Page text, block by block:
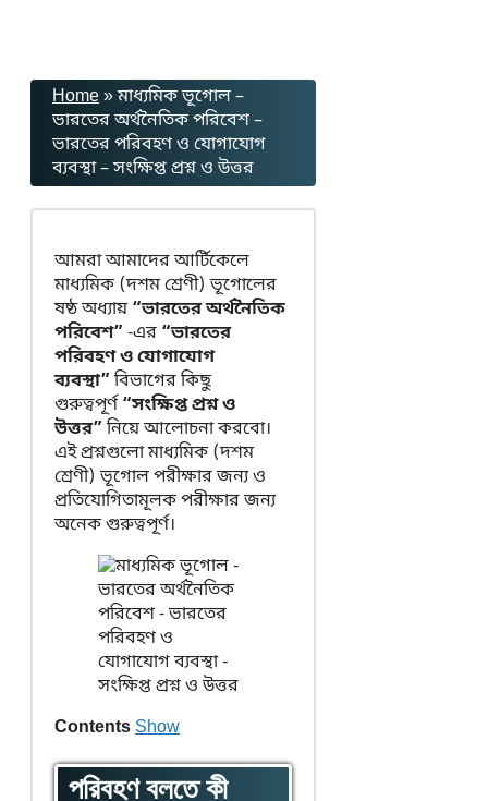
Home»মাধ্যমিক ভূগোল –
ভারতের অর্থনৈতিক পরিবেশ –
ভারতের পরিবহণ ও যোগাযোগ
ব্যবস্থা – সংক্ষিপ্ত প্রশ্ন ও উত্তর
আমরা আমাদের আর্টিকেলে
মাধ্যমিক (দশম শ্রেণী) ভূগোলের
ষষ্ঠ অধ্যায়“ভারতের অর্থনৈতিক
পরিবেশ” -এর “ভারতের
পরিবহণ ও যোগাযোগ
ব্যবস্থা”বিভাগের কিছু
গুরুত্বপূর্ণ “সংক্ষিপ্ত প্রশ্ন ও
উত্তর”নিয়ে আলোচনা করবো।
এই প্রশ্নগুলো মাধ্যমিক (দশম
শ্রেণী) ভূগোল পরীক্ষার জন্য ও
প্রতিযোগিতামূলক পরীক্ষার জন্য
অনেক গুরুত্বপূর্ণ।
ContentsShow
পরিবহণ বলতে কী